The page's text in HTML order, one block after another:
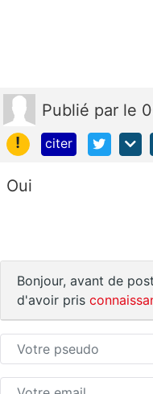
Publié par le
!
citer
Oui
Bonjour, avant de
d'avoir pris